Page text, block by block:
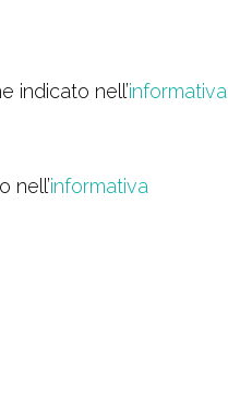
indicato nell’informativa
nell’informativa